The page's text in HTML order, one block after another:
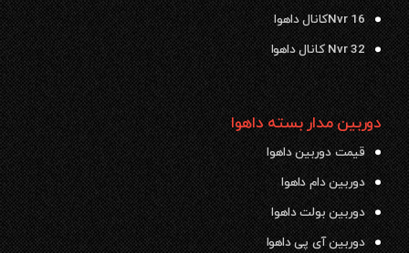
Nvr 16کانال داهوا
Nvr 32 کانال داهوا
دوربین مدار بسته داهوا
قیمت دوربین داهوا
دوربین دام داهوا
دوربین بولت داهوا
دوربین آی پی داهوا